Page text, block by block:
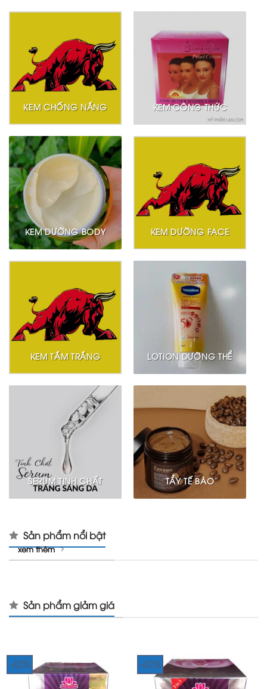
KEM CHỐNG NẮNG KEM CÔNG THỨC
KEM DƯỠNG BODY KEM DƯỠNG FACE
KEM TẮM TRẮNG LOTION DƯỠNG THỂ
SERUM TINH CHẤT TẨY TẾ BÀO
Sản phẩm nổi bật
xem thêm
Sản phẩm giảm giá
-42% -42%